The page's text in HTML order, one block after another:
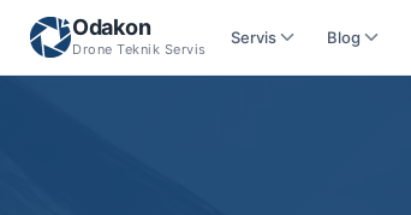
Odakon
Drone Teknik Servis
Servis Blog